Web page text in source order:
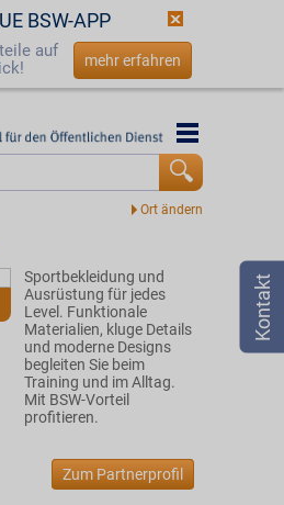
BSW-APP
auf
mehr erfahren
Sportbekleidung und
Ausrüstung für jedes
Level. Funktionale
Materialien, kluge Details
und moderne Designs
begleiten Sie beim
Training und im Alltag.
Mit BSW-Vorteil
profitieren.
Zum Partnerprofil